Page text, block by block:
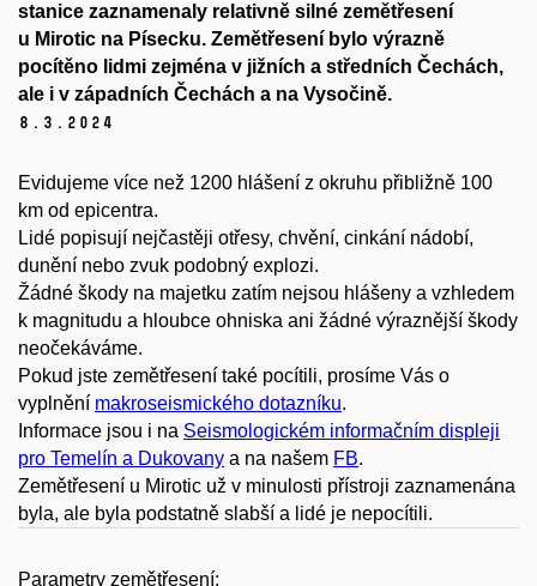
stanice zaznamenaly relativně silné zemětřesení
u Mirotic na Písecku. Zemětřesení bylo výrazně
pocítěno lidmi zejména v jižních a středních Čechách,
ale i v západních Čechách a na Vysočině.
8. 3. 2024
Evidujeme více než 1200 hlášení z okruhu přibližně 100
km od epicentra.
Lidé popisují nejčastěji otřesy, chvění, cinkání nádobí,
dunění nebo zvuk podobný explozi.
Žádné škody na majetku zatím nejsou hlášeny a vzhledem
k magnitudu a hloubce ohniska ani žádné výraznější škody
neočekáváme.
Pokud jste zemětřesení také pocítili, prosíme Vás o
vyplnění makroseismického dotazníku.
Informace jsou i na Seismologickém informačním displeji
pro Temelín a Dukovany a na našem FB.
Zemětřesení u Mirotic už v minulosti přístroji zaznamenána
byla, ale byla podstatně slabší a lidé je nepocítili.
Parametry zemětřesení: